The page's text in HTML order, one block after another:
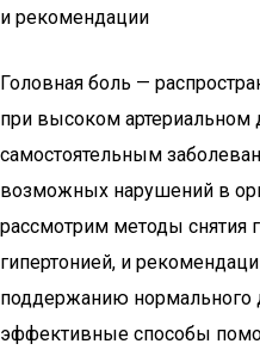
и рекомендации
Головная боль —
при высоком артериальном
самостоятельным
возможных нарушений в
рассмотрим методы снятия
гипертонией, и
поддержанию нормального
эффективные способы